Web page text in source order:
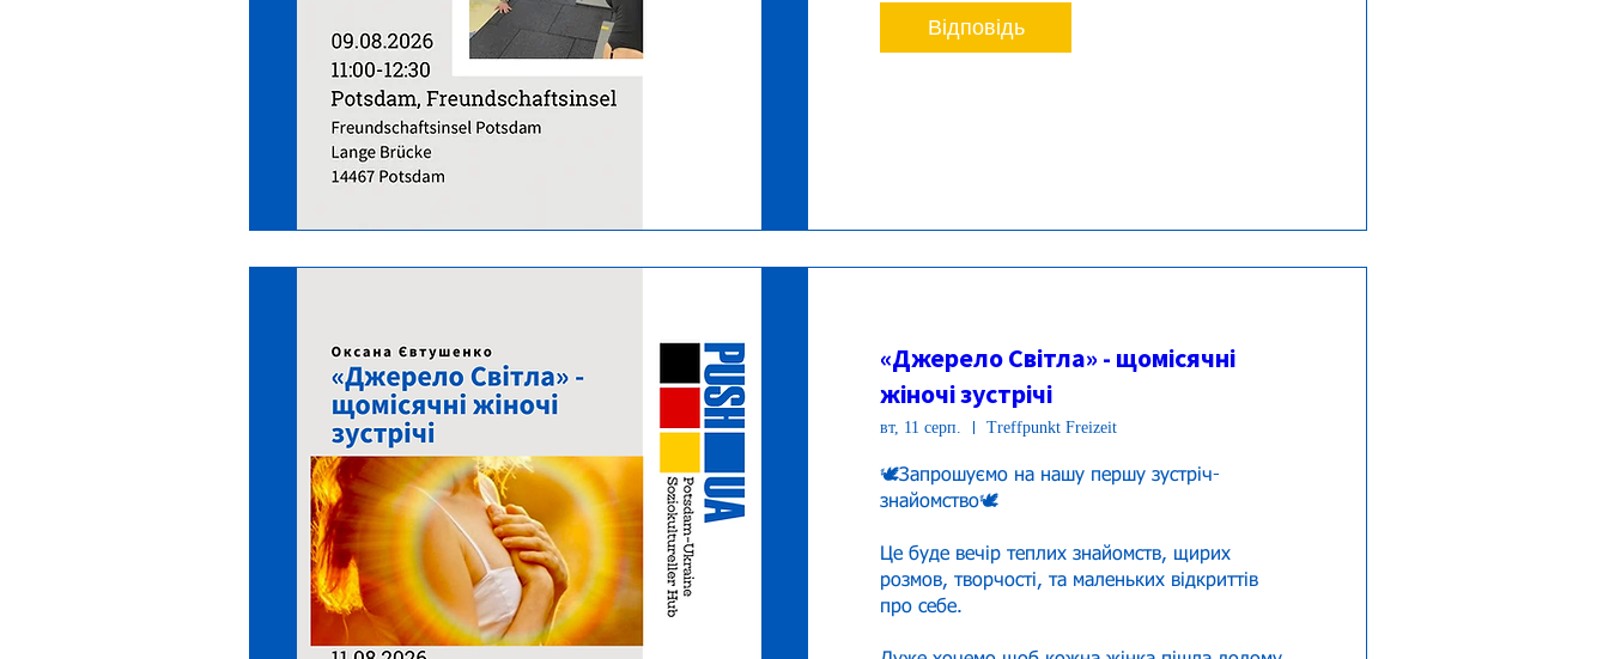
Відповідь
«Джерело Світла» - щомісячні
жіночі зустрічі
вт, 11 серп. Treffpunkt Freizeit
🕊️Запрошуємо на нашу першу зустріч-
знайомство🕊️
Це буде вечір теплих знайомств, щирих
розмов, творчості, та маленьких відкриттів
про себе.